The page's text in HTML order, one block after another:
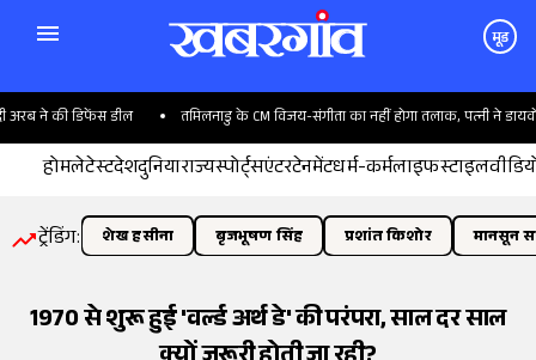
मूड
ने की डिफेंस डील तमिलनाडु के CM विजय-संगीता का नहीं होगा तलाक, पत्नी ने डायवोर्स
होमलेटेस्टदेशदुनियाराज्यस्पोर्ट्सएंटरटेनमेंटधर्म-कर्मलाइफस्टाइल
ट्रेंडिंग: शेख हसीना बृजभूषण सिंह प्रशांत किशोर मानसून
1970 से शुरू हुई 'वर्ल्ड अर्थ डे' की परंपरा, साल दर साल